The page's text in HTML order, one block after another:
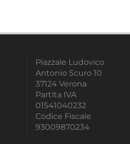
Piazzale Ludovico
Antonio Scuro 10
37124 Verona
Partita IVA
01541040232
Codice Fiscale
93009870234